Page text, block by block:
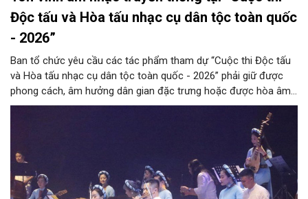
Độc tấu và Hòa tấu nhạc cụ dân tộc toàn quốc
- 2026”
Ban tổ chức yêu cầu các tác phẩm tham dự “Cuộc thi Độc tấu
và Hòa tấu nhạc cụ dân tộc toàn quốc - 2026” phải giữ được
phong cách, âm hưởng dân gian đặc trưng hoặc được hòa âm,
phối khí mới trên nền tảng làn điệu âm nhạc truyền thống Việt
Nam, đồng thời phải được trình diễn trực tiếp bằng nhạc cụ dân